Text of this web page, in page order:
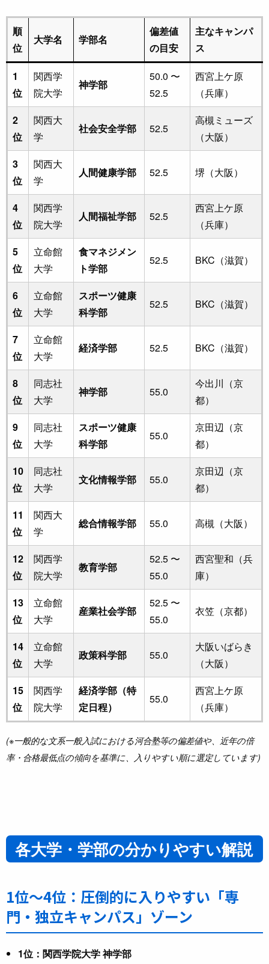
順
位
大学名 学部名
偏差値
の目安
主なキャンパ
ス
1
位
関西学
院大学
神学部
50.0 〜
52.5
西宮上ケ原
（兵庫）
2
位
関西大
学
社会安全学部 52.5
高槻ミューズ
（大阪）
3
位
関西大
学
人間健康学部 52.5 堺（大阪）
4
位
関西学
院大学
人間福祉学部 52.5
西宮上ケ原
（兵庫）
5
位
立命館
大学
食マネジメン
ト学部
52.5 BKC（滋賀）
6
位
立命館
大学
スポーツ健康
科学部
52.5 BKC（滋賀）
7
位
立命館
大学
経済学部 52.5 BKC（滋賀）
8
位
同志社
大学
神学部 55.0
今出川（京
都）
9
位
同志社
大学
スポーツ健康
科学部
55.0
京田辺（京
都）
10
位
同志社
大学
文化情報学部 55.0
京田辺（京
都）
11
位
関西大
学
総合情報学部 55.0 高槻（大阪）
12
位
関西学
院大学
教育学部
52.5 〜
55.0
西宮聖和（兵
庫）
13
位
立命館
大学
産業社会学部
52.5 〜
55.0
衣笠（京都）
14
位
立命館
大学
政策科学部 55.0
大阪いばらき
（大阪）
15
位
関西学
院大学
経済学部（特
定日程）
55.0
西宮上ケ原
（兵庫）
(※一般的な文系一般入試における河合塾等の偏差値や、近年の倍
率・合格最低点の傾向を基準に、入りやすい順に選定しています)
各大学・学部の分かりやすい解説
1位〜4位：圧倒的に入りやすい「専
門・独立キャンパス」ゾーン
1位：関西学院大学 神学部